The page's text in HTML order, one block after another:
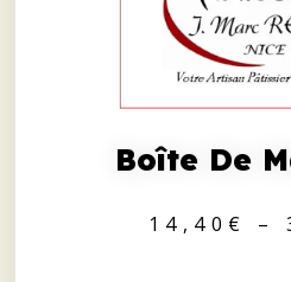
Boîte De
14,40 € –